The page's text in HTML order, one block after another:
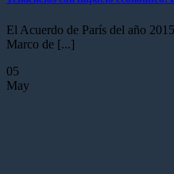
El Acuerdo de París del año
Marco de [...]
05
May